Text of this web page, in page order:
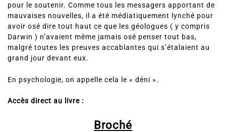
pour le soutenir. Comme tous les messagers apportant de
mauvaises nouvelles, il a été médiatiquement lynché pour
avoir osé dire tout haut ce que les géologues ( y compris
Darwin ) n’avaient même jamais osé penser tout bas,
malgré toutes les preuves accablantes qui s’étalaient au
grand jour devant eux.
En psychologie, on appelle cela le « déni ».
Accès direct au livre :
Broché